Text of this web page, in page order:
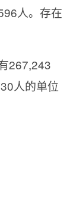
人。存在
267,243
人的单位